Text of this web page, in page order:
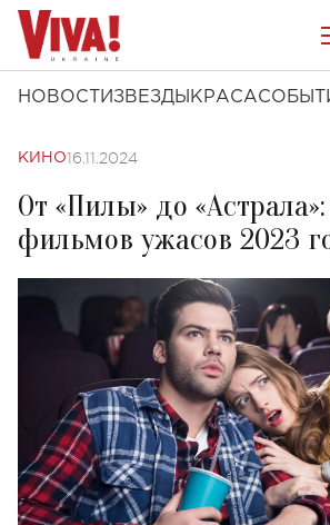
НОВОСТИ ЗВЕЗДЫ КРАСА
КИНО16.11.2024
От «Пилы» до
фильмов ужасов 2023